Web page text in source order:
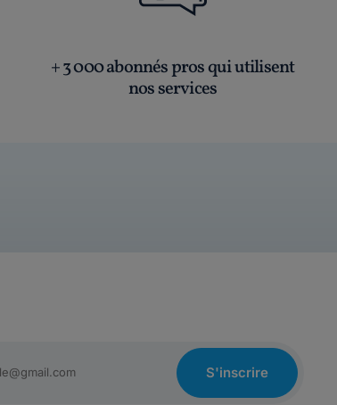
+ 3 000 abonnés pros qui utilisent
nos services
S'inscrire